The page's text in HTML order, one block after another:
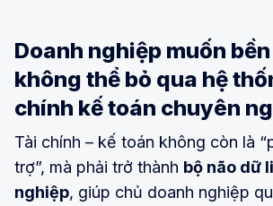
Doanh nghiệp muốn
không thể bỏ qua hệ
chính kế toán chuyên
Tài chính – kế toán không còn là
trợ”, mà phải trở thành bộ não dữ
nghiệp, giúp chủ doanh nghiệp